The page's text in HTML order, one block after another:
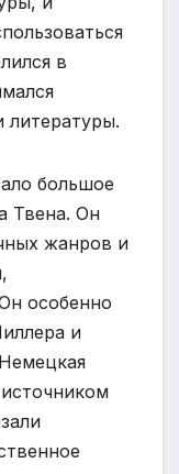
в
литературы.
большое
Твена. Он
жанров и
особенно
и